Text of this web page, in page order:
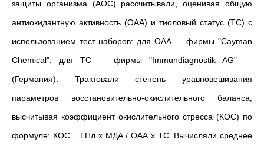
защиты организма (АОС) рассчитывали, оценивая общую
антиокидантную активность (ОАА) и тиоловый статус (ТС) с
использованием тест-наборов: для ОАА — фирмы "Cayman
Chemical", для ТС — фирмы "Immundiagnostik AG" —
(Германия). Трактовали степень уравновешивания
параметров восстановительно-окислительного баланса,
высчитывая коэффициент окислительного стресса (КОС) по
формуле: КОС = ГПл х МДА / ОАА х ТС. Вычисляли среднее